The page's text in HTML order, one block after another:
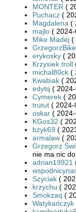
MONTER (
Puchacz (
Magdalena (
majlo (
Mike Madej (
GrzegorzBike
erykosky (
Krzysiek troll
michal80ck (
Kwabiak (
edytq (
Cymerek (
trutut ( 2024-
oskar (
KGos32 (
bzyk69 (
armalaw (
Grzegorz
nie ma nic
adrian19921
Szyciak (
krzychu (
Smokzaq (
Watykańczyk